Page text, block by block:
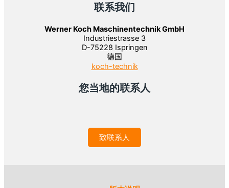
联系我们
Werner Koch Maschinentechnik GmbH
Industriestrasse 3
D-75228 Ispringen
德国
koch-technik
您当地的联系人
致联系人